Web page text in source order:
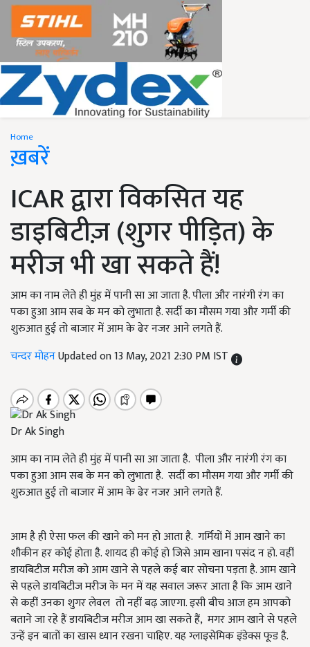
Home
ख़बरें
ICAR द्वारा विकसित यह
डाइबिटीज़ (शुगर पीड़ित) के
मरीज भी खा सकते हैं!
आम का नाम लेते ही मुंह में पानी सा आ जाता है. पीला और नारंगी रंग का
पका हुआ आम सब के मन को लुभाता है. सर्दी का मौसम गया और गर्मी की
शुरुआत हुई तो बाजार में आम के ढेर नजर आने लगते हैं.
चन्दर मोहनUpdated on 13 May, 2021 2:30 PM IST
Dr Ak Singh
आम का नाम लेते ही मुंह में पानी सा आ जाता है. पीला और नारंगी रंग का
पका हुआ आम सब के मन को लुभाता है. सर्दी का मौसम गया और गर्मी की
शुरुआत हुई तो बाजार में आम के ढेर नजर आने लगते हैं.
आम है ही ऐसा फल की खाने को मन हो आता है. गर्मियों में आम खाने का
शौकीन हर कोई होता है. शायद ही कोई हो जिसे आम खाना पसंद न हो. वहीं
डायबिटीज मरीज को आम खाने से पहले कई बार सोचना पड़ता है. आम खाने
से पहले डायबिटीज मरीज के मन में यह सवाल जरूर आता है कि आम खाने
से कहीं उनका शुगर लेवल तो नहीं बढ़ जाएगा. इसी बीच आज हम आपको
बताने जा रहे हैं डायबिटीज मरीज आम खा सकते हैं, मगर आम खाने से पहले
उन्हें इन बातों का खास ध्यान रखना चाहिए. यह ग्लाइसेमिक इंडेक्स फूड है.